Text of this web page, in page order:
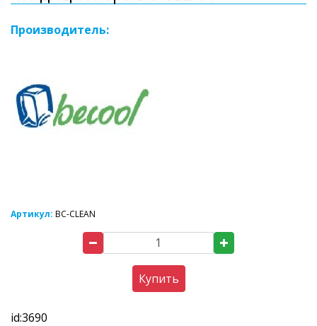
Производитель:
Артикул: BC-CLEAN
Купить
id:3690